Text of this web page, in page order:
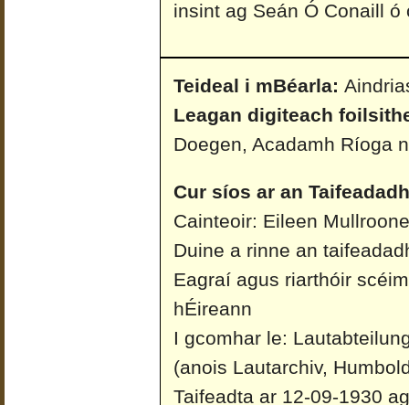
insint ag Seán Ó Conaill ó
Teideal i mBéarla:
Leagan digiteach
Doegen, Acadamh Ríoga
Cur síos ar an
Cainteoir: Eileen
Duine a rinne an
Eagraí agus riarthóir
hÉireann
I gcomhar le:
(anois Lautarchiv,
Taifeadta ar 12-09-1930